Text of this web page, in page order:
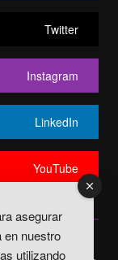
Twitter
Instagram
LinkedIn
YouTube
asegurar
en nuestro
utilizando